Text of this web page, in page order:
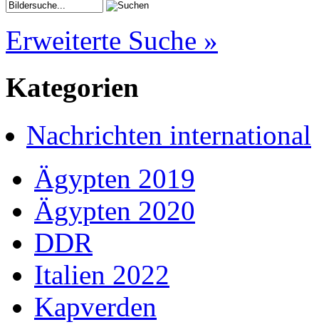
Erweiterte Suche »
Kategorien
Nachrichten international
Ägypten 2019
Ägypten 2020
DDR
Italien 2022
Kapverden